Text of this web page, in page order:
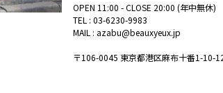
OPEN 11:00 - CLOSE 20:00 (年中無休)
TEL : 03-6230-9983
MAIL : azabu@beauxyeux.jp
〒106-0045 東京都港区麻布十番1-10-